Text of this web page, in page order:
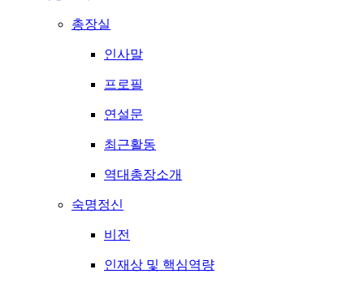
총장실
인사말
프로필
연설문
최근활동
역대총장소개
숙명정신
비전
인재상 및 핵심역량